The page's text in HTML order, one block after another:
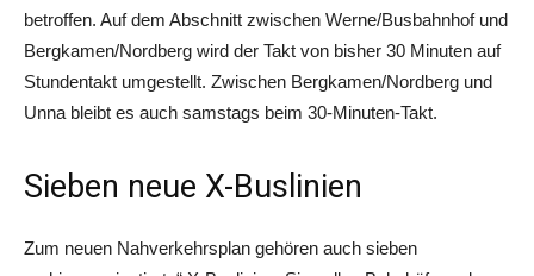
betroffen. Auf dem Abschnitt zwischen Werne/Busbahnhof und
Bergkamen/Nordberg wird der Takt von bisher 30 Minuten auf
Stundentakt umgestellt. Zwischen Bergkamen/Nordberg und
Unna bleibt es auch samstags beim 30-Minuten-Takt.
Sieben neue X-Buslinien
Zum neuen Nahverkehrsplan gehören auch sieben